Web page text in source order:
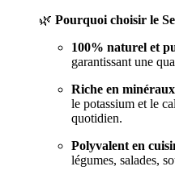
🌿 Pourquoi choisir le
100% naturel et
garantissant une
Riche en minéraux
le potassium et le
quotidien.
Polyvalent en
légumes, salades,